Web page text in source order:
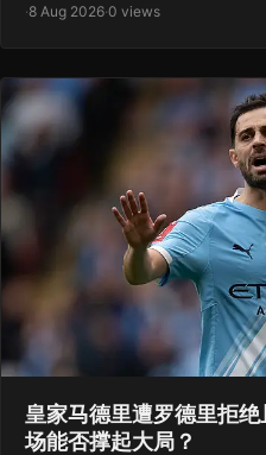
·8 Aug 2026·0 views
皇家马德里遭罗德里拒
场能否撑起大局？